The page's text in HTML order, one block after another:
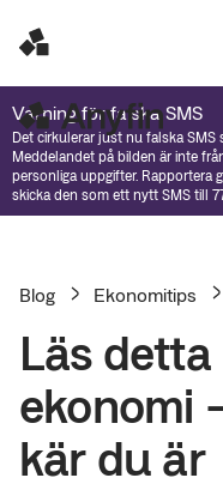
Varning för falska SMS
Det cirkulerar just nu falska
Meddelandet på bilden är inte
personliga uppgifter. Rapportera
skicka den som ett nytt SMS till
Blog Ekonomitips
Läs
ekonomi
kär du är